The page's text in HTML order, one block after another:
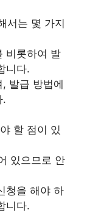
서는 몇 가지
비롯하여 발
니다.
발급 방법에
.
할 점이 있
있으므로 안
청을 해야 하
니다.